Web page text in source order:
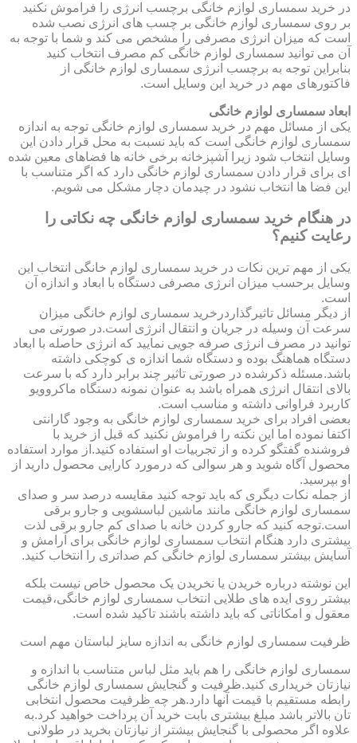
در خرید سمساری لوازم خانگی برچسب انرژی را فراموش نکنید
بر روی سمساری لوازم خانگی بر چسب های انرژی نصب شده
است که میزان انرژی مصرفی را مشخص می کند و شما با توجه به
آن می توانید سمساری لوازم خانگی کم مصرف انتخاب کنید
بنابراین توجه به برچسب انرژی سمساری لوازم خانگی از
فاکتورهای مهم در خرید این وسایل است.
ابعاد سمساری لوازم خانگی
یکی از مسائل مهم در خرید سمساری لوازم خانگی توجه به اندازه
سمساری لوازم خانگی است که باید نسبت به محل قرار دادن این
وسایل انتخاب شود زیرا آشپزخانه برخی خانه ها فضاهای معین شده
ای برای قرار دادن سمساری لوازم خانگی دارد که اگر متناسب با
این فضا ها انتخاب نشود در چیدمان دچار مشکل می شویم.
در هنگام خرید سمساری لوازم خانگی چه نکاتی را
رعایت کنیم؟
یکی از مهم ترین نکات در خرید سمساری لوازم خانگی انتخاب این
وسایل برحسب میزان انرژی مصرفی دستگاه با ابعاد و اندازه آن
است.
از دیگر مسائل تاثیرگذاردرخرید سمساری لوازم خانگی میزان
سرعت آن وسیله در جریان و انتقال انرژی است.در صورتی می
توانید در مصرف انرژی صرفه جویی نمایید که انرژی حاصله با ابعاد
دستگاه هماهنگ بوده و دستگاه شما اندازه ی کوچکی داشته
باشد.مسئله ذکرشده در صورتی تاثیر چند برابر دارد که با سرعت
بالای انتقال انرژی همراه باشد به عنوان نمونه دستگاه ماکروویو
کاربرد فراوانی داشته و مناسب است.
بعضی افراد برای خرید سمساری لوازم خانگی به وجود گارانتی
اکتفا نموده اما این نکته را فراموش نکنید که قبل از خرید با
فروشنده گفتگو کرده و از تجربیات او استفاده کنید.از موارد استفاده
محصول آگاه شوید و هر سوالی که درمورد کارایی محصول دارید از
او بپرسید.
از جمله نکات دیگری که باید توجه کنید مقایسه درصد سر و صدای
سمساری لوازم خانگی مانند ماشین لباسشویی و جارو برقی
است.توجه کنید که جارو کردن خانه با صدای کم جارو برقی لذت
بیشتری دارد هنگام انتخاب سمساری لوازم خانگی برای آرامش و
آسایش بیشتر سمساری لوازم خانگی کم صداتری را انتخاب کنید.
این نوشته درباره خریدن یا نخریدن یک محصول خاص نیست بلکه
بیشتر روی ایده های طلایی انتخاب سمساری لوازم خانگی،قیمت
معقول و امکاناتی که باید داشته باشند تاکید شده است.
ظرفیت سمساری لوازم خانگی به اندازه سایز لباستان مهم است
سمساری لوازم خانگی را هم باید مثل لباس متناسب با اندازه و
نیازتان خریداری کنید.ظرفیت و گنجایش سمساری لوازم خانگی
رابطه مستقیم با قیمت آنها دارد.هر چه ظرفیت محصول انتخابی
تان بالاتر باشد مبلغ بیشتری بابت خرید آن پرداخت خواهید کرد.به
علاوه اگر محصولی با گنجایش بیشتر از نیازتان بخرید در طولانی